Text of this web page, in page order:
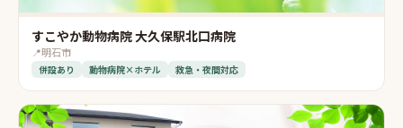
すこやか動物病院 大久保駅北口病院
📍明石市
併設あり 動物病院×ホテル 救急・夜間対応